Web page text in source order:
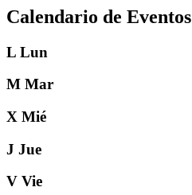
Calendario de Eventos
L Lun
M Mar
X Mié
J Jue
V Vie